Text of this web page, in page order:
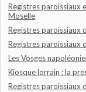
Registres paroissiaux
Moselle
Registres paroissiaux
Registres paroissiaux
Les Vosges
Kiosque lorrain : la
Registres paroissiaux